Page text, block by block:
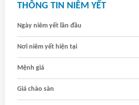
THÔNG TIN NIÊM YẾT
Ngày niêm yết lần đầu
Nơi niêm yết hiện tại
Mệnh giá
Giá chào sàn